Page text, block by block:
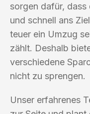
sorgen dafür,
und schnell ans
teuer ein Umzug
zählt. Deshalb
verschiedene
nicht zu sprengen.
Unser erfahrenes